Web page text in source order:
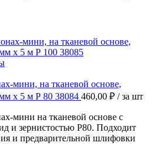
мини, на тканевой основе,
х 5 м Р 80 38084 460,00 ₽ / за шт
мини на тканевой основе с
и зернистостью P80. Подходит
и предварительной шлифовки